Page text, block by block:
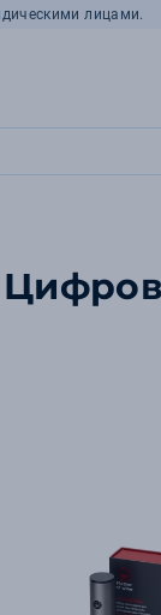
лицами.